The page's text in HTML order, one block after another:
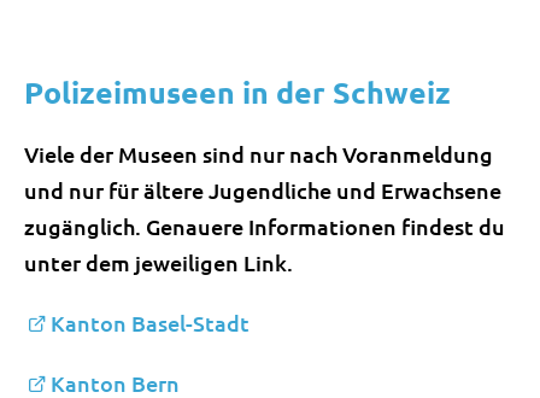
Polizeimuseen in der Schweiz
Viele der Museen sind nur nach Voranmeldung
und nur für ältere Jugendliche und Erwachsene
zugänglich. Genauere Informationen findest du
unter dem jeweiligen Link.
Kanton Basel-Stadt
Kanton Bern